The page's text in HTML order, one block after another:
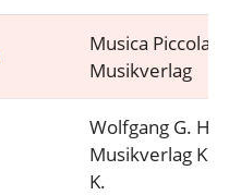
Musica Piccola
Musikverlag
Wolfgang G.
Musikverlag Köln
K.